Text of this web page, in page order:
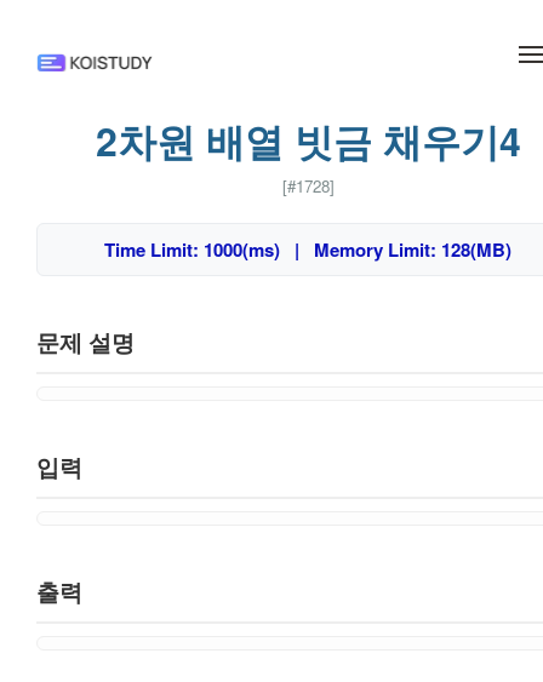
2차원 배열 빗금 채우기4
[#1728]
Time Limit: 1000(ms) | Memory Limit: 128(MB)
문제 설명
입력
출력